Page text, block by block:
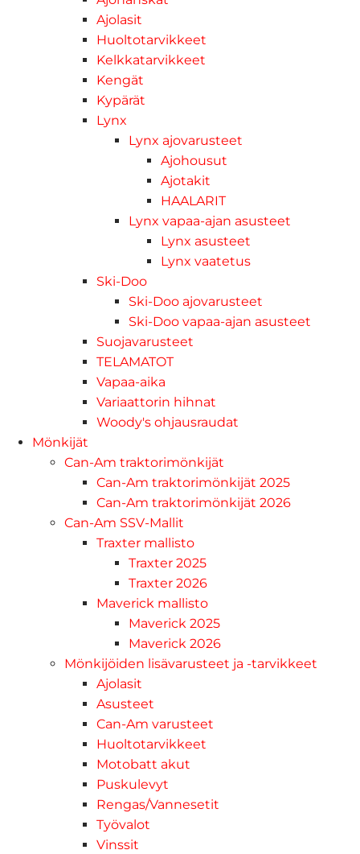
Ajolasit
Huoltotarvikkeet
Kelkkatarvikkeet
Kengät
Kypärät
Lynx
Lynx ajovarusteet
Ajohousut
Ajotakit
HAALARIT
Lynx vapaa-ajan asusteet
Lynx asusteet
Lynx vaatetus
Ski-Doo
Ski-Doo ajovarusteet
Ski-Doo vapaa-ajan asusteet
Suojavarusteet
TELAMATOT
Vapaa-aika
Variaattorin hihnat
Woody's ohjausraudat
Mönkijät
Can-Am traktorimönkijät
Can-Am traktorimönkijät 2025
Can-Am traktorimönkijät 2026
Can-Am SSV-Mallit
Traxter mallisto
Traxter 2025
Traxter 2026
Maverick mallisto
Maverick 2025
Maverick 2026
Mönkijöiden lisävarusteet ja -tarvikkeet
Ajolasit
Asusteet
Can-Am varusteet
Huoltotarvikkeet
Motobatt akut
Puskulevyt
Rengas/Vannesetit
Työvalot
Vinssit